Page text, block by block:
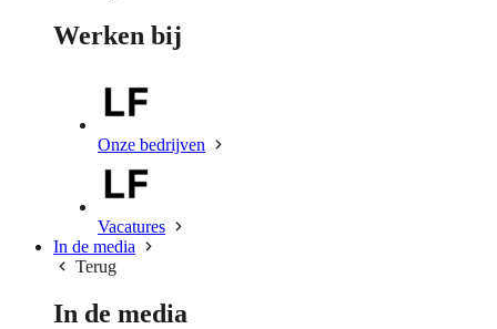
Werken bij
Onze bedrijven
Vacatures
In de media
Terug
In de media